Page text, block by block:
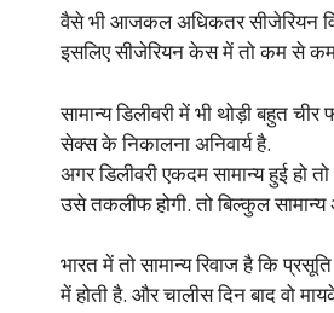
वैसे भी आजकल अधिकतर सीजेरियन
इसलिए सीजेरियन केस में तो कम से कम
सामान्य डिलीवरी में भी थोड़ी बहुत
सेक्स के निकालना अनिवार्य है.
अगर डिलीवरी एकदम सामान्य हुई हो
उसे तकलीफ होगी. तो बिल्कुल
भारत में तो सामान्य रिवाज है कि
में होती है. और चालीस दिन बाद वो